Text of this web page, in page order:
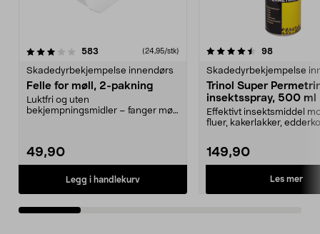
583 anmeldelser(24,95/stk)
Skadedyrbekjempelse innendørs
Felle for møll, 2-pakning
Luktfri og uten
bekjempningsmidler – fanger møll
49,90
Legg i handlekurv
4.5 av 5 stjerner 98
Skadedyrbekjempelse
Trinol Super
insektsspray, 500 ml
Effektivt insektsmiddel
fluer, kakerlakker,
149,90
Les mer
4.0 av 5 stjerner